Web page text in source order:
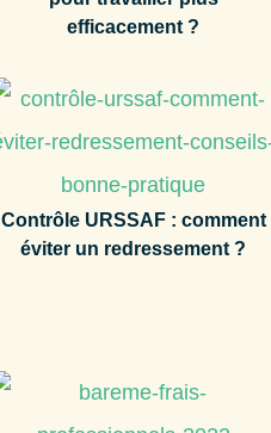
efficacement ?
Contrôle URSSAF : comment
éviter un redressement ?